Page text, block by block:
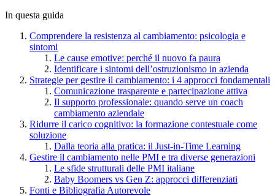
In questa guida
Comprendere la resistenza al cambiamento: psicologia e
sintomi
Le cause emotive: perché il nuovo fa paura
Identificare i sintomi dell’ostruzionismo in azienda
Strategie per gestire il cambiamento: i 4 approcci fondamentali
Comunicazione trasparente e partecipazione attiva
Il supporto professionale: quando serve un coach
cambiamento aziendale
Ridurre il carico cognitivo: la formazione contestuale come
soluzione
Dalla teoria alla pratica: il Just-in-Time Learning
Gestire il cambiamento nelle PMI e tra diverse generazioni
Le sfide strutturali delle PMI italiane
Baby Boomers vs Gen Z: approcci differenziati
Fonti e Bibliografia Autorevole